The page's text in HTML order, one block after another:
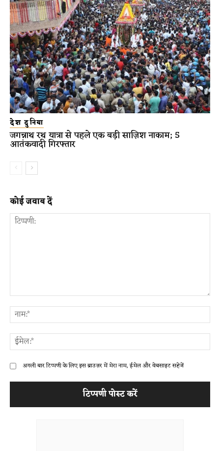
देश दुनिया
जगन्नाथ रथ यात्रा से पहले एक बड़ी साज़िश नाकाम; 5
आतंकवादी गिरफ्तार
कोई जवाब दें
अगली बार टिप्पणी के लिए इस ब्राउज़र में मेरा नाम, ईमेल और वेबसाइट सहेजें